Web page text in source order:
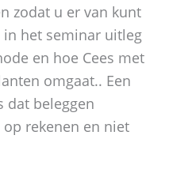
zodat u er van kunt
het seminar uitleg
en hoe Cees met
omgaat.. Een
dat beleggen
rekenen en niet